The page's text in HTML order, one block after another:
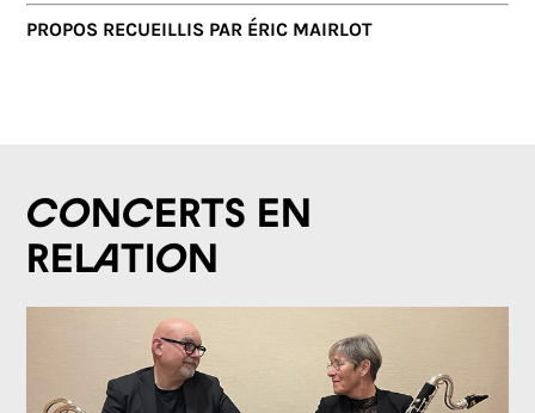
PROPOS RECUEILLIS PAR ÉRIC MAIRLOT
Concerts en
relation